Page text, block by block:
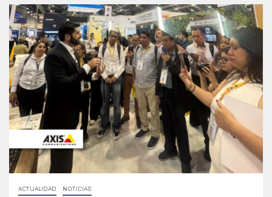
ACTUALIDAD NOTICIAS